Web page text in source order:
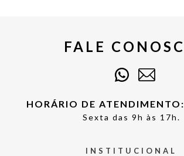
FALE
HORÁRIO DE ATENDIMENTO:
Sexta das 9h às 17h.
INSTITUCIONAL